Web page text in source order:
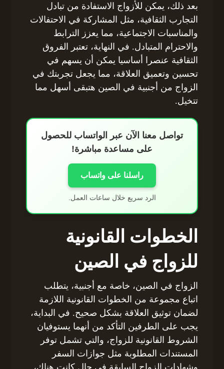
بعد ذلك، يمكن للأزواج الاستفادة من تبادل
التجارب الثقافية، مثل المشاركة في الاحتفالات
والمناسبات الاجتماعية، مما يعزز الترابط
والاحترام المتبادل. في النهاية، تعتبر الفروق
الثقافية عنصرا أساسيا يمكن أن يسهم في
تحسين وتعميق العلاقة، مما يجعل تجربتك في
الزواج من أجنبية في الصين هتبقى أسهل مما
تتخيل.
تواصل معنا الآن عبر الواتساب للحصول
على مساعدة مباشرة!
راسلنا على واتساب
الرد سريع خلال ساعات العمل.
الخطوات القانونية
للزواج في الصين
الزواج في الصين، خاصة مع أجنبية، يتطلب
اتباع مجموعة من الخطوات القانونية اللازمة
لضمان توثيق العلاقة بشكل صحيح. في البداية،
يجب على الطرفين التأكد من أنهما يستوفيان
الشروط القانونية للزواج، والتي تشمل توفر
المستندات المطلوبة مثل جوازات السفر
وشهادات الزواج السابقة في حال كانت هناك،